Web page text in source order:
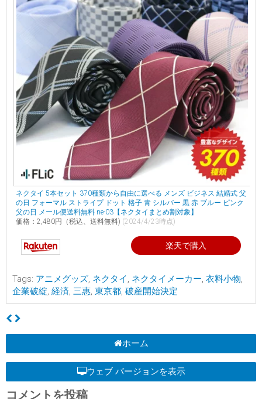
ネクタイ 5本セット 370種類から自由に選べる メンズ ビジネス 結婚式 父
の日 フォーマル ストライプ ドット 格子 青 シルバー 黒 赤 ブルー ピンク
父の日 メール便送料無料 ne-03【ネクタイまとめ割対象】
価格：2,480円（税込、送料無料) (2024/4/23時点)
楽天で購入
Tags: アニメグッズ, ネクタイ, ネクタイメーカー, 衣料小物,
企業破綻, 経済, 三惠, 東京都, 破産開始決定
ホーム
ウェブ バージョンを表示
コメントを投稿